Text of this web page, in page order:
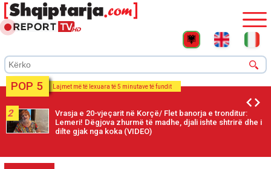
POP 5 Lajmet më të lexuara të 5 minutave të fundit
2
Vrasja e 20-vjeçarit në Korçë/ Flet banorja e tronditur:
Lemeri! Dëgjova zhurmë të madhe, djali ishte shtrirë dhe i
dilte gjak nga koka (VIDEO)